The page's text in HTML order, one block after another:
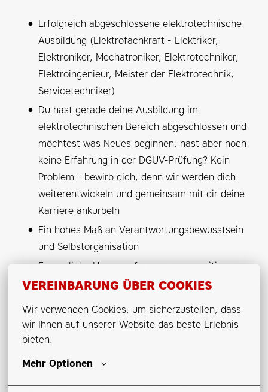
VEREINBARUNG ÜBER COOKIES
Wir verwenden Cookies, um sicherzustellen, dass
wir Ihnen auf unserer Website das beste Erlebnis
bieten.
Mehr Optionen
Erfolgreich abgeschlossene elektrotechnische
Ausbildung (Elektrofachkraft - Elektriker,
Elektroniker, Mechatroniker, Elektrotechniker,
Elektroingenieur, Meister der Elektrotechnik,
Servicetechniker)
Du hast gerade deine Ausbildung im
elektrotechnischen Bereich abgeschlossen und
möchtest was Neues beginnen, hast aber noch
keine Erfahrung in der DGUV-Prüfung? Kein
Problem - bewirb dich, denn wir werden dich
weiterentwickeln und gemeinsam mit dir deine
Karriere ankurbeln
Ein hohes Maß an Verantwortungsbewusstsein
und Selbstorganisation
Freundliche Umgangsformen, gegenseitige
Wertschätzung, Zuverlässigkeit und
und Zielorientierung
Führerschein Klasse B
Hotelübernachtungen